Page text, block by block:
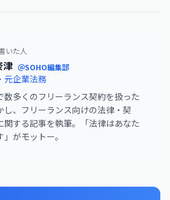
いた人
津 ＠SOHO編集部
元企業法務
数多くのフリーランス契約を扱った
し、フリーランス向けの法律・契
関する記事を執筆。「法律はあなた
がモットー。